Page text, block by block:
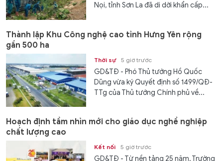
Nọi, tỉnh Sơn La đã di dời khẩn cấp...
Thành lập Khu Công nghệ cao tỉnh Hưng Yên rộng
gần 500 ha
Thời sự 5 giờ trước
GD&TĐ - Phó Thủ tướng Hồ Quốc
Dũng vừa ký Quyết định số 1499/QĐ-
TTg của Thủ tướng Chính phủ về...
Hoạch định tầm nhìn mới cho giáo dục nghề nghiệp
chất lượng cao
Kết nối 5 giờ trước
GD&TĐ - Từ nền tảng 25 năm, Trường